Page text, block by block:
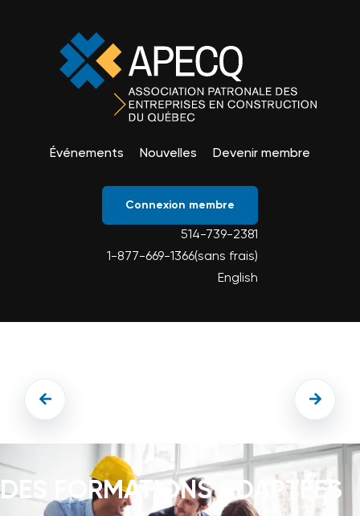
Événements Nouvelles Devenir membre
Connexion membre
514-739-2381
1-877-669-1366(sans frais)
English
DES FORMATIONS ADAPTÉES